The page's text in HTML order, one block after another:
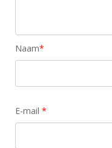
Naam*
E-mail *